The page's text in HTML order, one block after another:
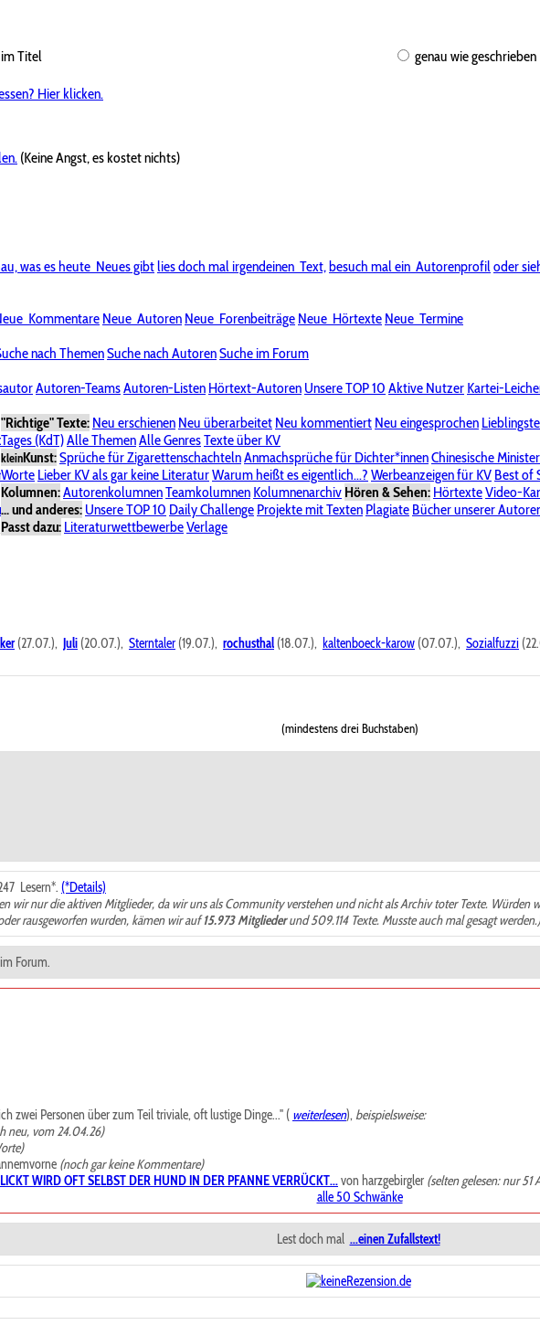
genau wie geschrieben
Titel
Hier klicken.
(Keine Angst, es kostet nichts)
was es heute Neues gibtlies doch mal irgendeinen Text,besuch mal ein Autorenprofiloder
Kommentare Neue Autoren Neue Forenbeiträge Neue Hörtexte Neue Termine
nach ThemenSuche nach AutorenSuche im Forum
Autoren-TeamsAutoren-Listen Hörtext-Autoren Unsere TOP 10 Aktive Nutzer Kartei-
"Richtige" Texte: Neu erschienen Neu überarbeitet Neu kommentiert Neu eingesprochen
Tages (KdT)Alle ThemenAlle GenresTexte über KV
kleinKunst:Sprüche für ZigarettenschachtelnAnmachsprüche für Dichter*innenChinesische
Worte Lieber KV als gar keine LiteraturWarum heißt es eigentlich...? Werbeanzeigen für KV Best of
Kolumnen:AutorenkolumnenTeamkolumnen Kolumnenarchiv Hören & Sehen: HörtexteVideo-
... und anderes: Unsere TOP 10 Daily Challenge Projekte mit Texten Plagiate Bücher unserer
Passt dazu: LiteraturwettbewerbeVerlage
im ForumBereich "KV-Board"Bereich "Literatur & Schreiberei"
Spende für KV Unsere SpenderlisteAlle Wege führen zu KVPasswort vergessen?
Avatare & BilderStalkingDatenschutzerklärungImpressum
(27.07.), Juli (20.07.), Sterntaler (19.07.), rochusthal (18.07.), kaltenboeck-karow (07.07.), Sozialfuzzi
(mindestens drei Buchstaben)
Lesern*. (*Details)
wir nur die aktiven Mitglieder, da wir uns als Community verstehen und nicht als Archiv toter Texte.
rausgeworfen wurden, kämen wir auf15.973 Mitgliederund 509.114 Texte. Musste auch mal gesagt werden.)
Forum.
zwei Personen über zum Teil triviale, oft lustige Dinge..." ( weiterlesen),beispielsweise:
neu, vom 24.04.26)
(noch gar keine Kommentare)
WIRD OFT SELBST DER HUND IN DER PFANNE VERRÜCKT...von harzgebirgler (selten gelesen: nur 51
alle 50 Schwänke
Lest doch mal ...einen Zufallstext!